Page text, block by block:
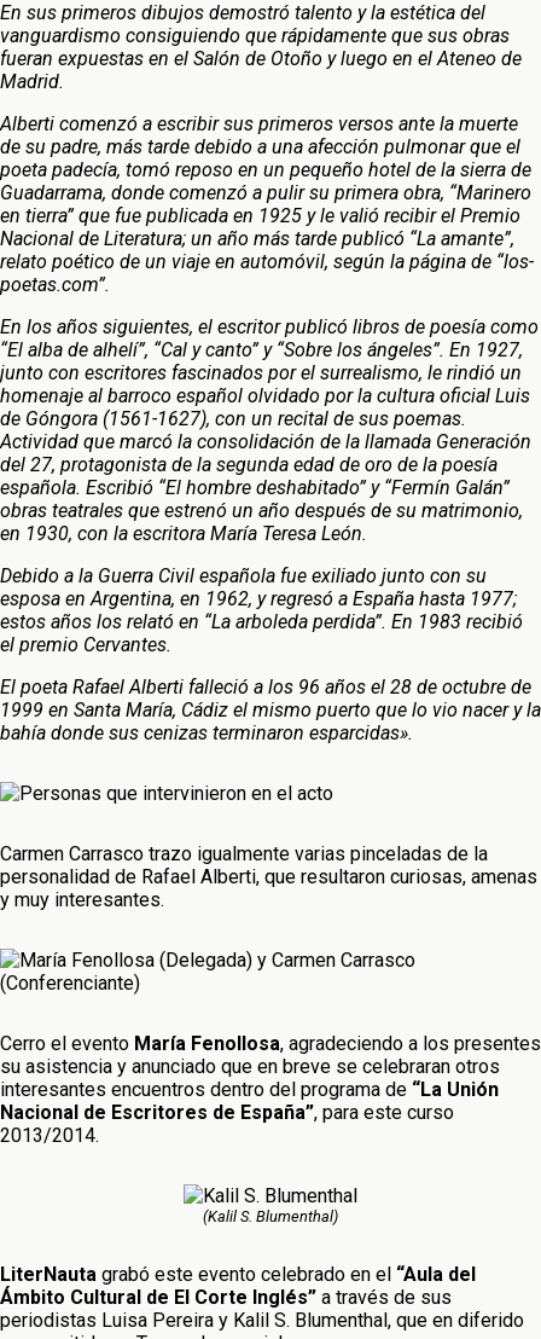
En sus primeros dibujos demostró talento y la estética del
vanguardismo consiguiendo que rápidamente que sus obras
fueran expuestas en el Salón de Otoño y luego en el Ateneo de
Madrid.
Alberti comenzó a escribir sus primeros versos ante la muerte
de su padre, más tarde debido a una afección pulmonar que el
poeta padecía, tomó reposo en un pequeño hotel de la sierra de
Guadarrama, donde comenzó a pulir su primera obra, “Marinero
en tierra” que fue publicada en 1925 y le valió recibir el Premio
Nacional de Literatura; un año más tarde publicó “La amante”,
relato poético de un viaje en automóvil, según la página de “los-
poetas.com”.
En los años siguientes, el escritor publicó libros de poesía como
“El alba de alhelí”, “Cal y canto” y “Sobre los ángeles”. En 1927,
junto con escritores fascinados por el surrealismo, le rindió un
homenaje al barroco español olvidado por la cultura oficial Luis
de Góngora (1561-1627), con un recital de sus poemas.
Actividad que marcó la consolidación de la llamada Generación
del 27, protagonista de la segunda edad de oro de la poesía
española. Escribió “El hombre deshabitado” y “Fermín Galán”
obras teatrales que estrenó un año después de su matrimonio,
en 1930, con la escritora María Teresa León.
Debido a la Guerra Civil española fue exiliado junto con su
esposa en Argentina, en 1962, y regresó a España hasta 1977;
estos años los relató en “La arboleda perdida”. En 1983 recibió
el premio Cervantes.
El poeta Rafael Alberti falleció a los 96 años el 28 de octubre de
1999 en Santa María, Cádiz el mismo puerto que lo vio nacer y la
bahía donde sus cenizas terminaron esparcidas».
Carmen Carrasco trazo igualmente varias pinceladas de la
personalidad de Rafael Alberti, que resultaron curiosas, amenas
y muy interesantes.
Cerro el evento María Fenollosa, agradeciendo a los presentes
su asistencia y anunciado que en breve se celebraran otros
interesantes encuentros dentro del programa de “La Unión
Nacional de Escritores de España”, para este curso
2013/2014.
(Kalil S. Blumenthal)
LiterNauta grabó este evento celebrado en el “Aula del
Ámbito Cultural de El Corte Inglés” a través de sus
periodistas Luisa Pereira y Kalil S. Blumenthal, que en diferido